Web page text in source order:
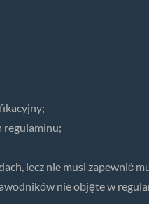
regulaminu;
lecz nie musi zapewnić
nie objęte w